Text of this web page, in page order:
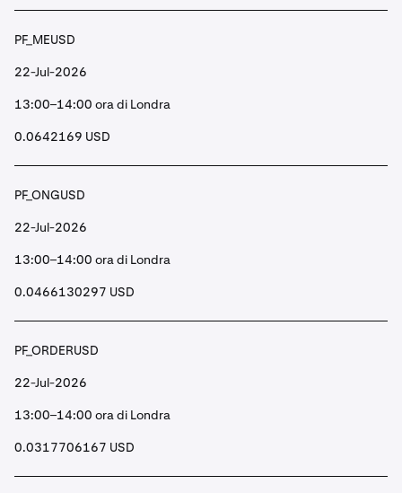
PF_MEUSD
22-Jul-2026
13:00–14:00 ora di Londra
0.0642169 USD
PF_ONGUSD
22-Jul-2026
13:00–14:00 ora di Londra
0.0466130297 USD
PF_ORDERUSD
22-Jul-2026
13:00–14:00 ora di Londra
0.0317706167 USD